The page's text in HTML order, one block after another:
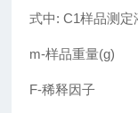
式中: C1样品测
m-样品重量(g)
F-稀释因子